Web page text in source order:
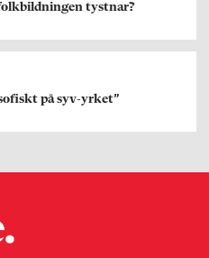
tystnar?
på syv-yrket”